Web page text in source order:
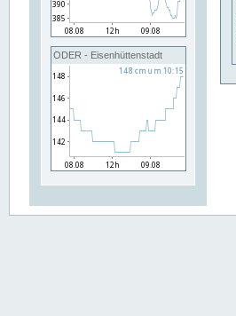
ODER - Eisenhüttenstadt